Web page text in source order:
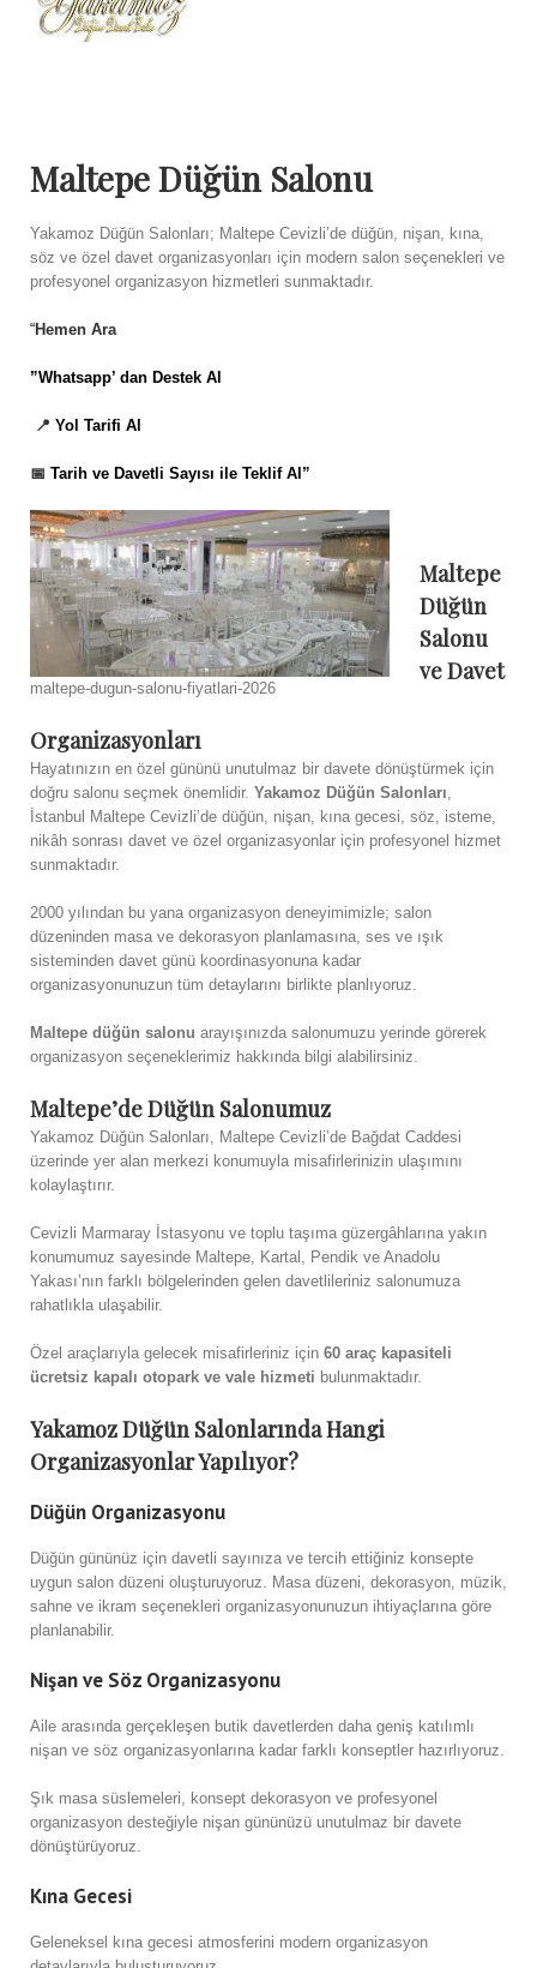
Maltepe Düğün Salonu
Yakamoz Düğün Salonları; Maltepe Cevizli’de düğün, nişan, kına,
söz ve özel davet organizasyonları için modern salon seçenekleri ve
profesyonel organizasyon hizmetleri sunmaktadır.
“Hemen Ara
”Whatsapp’ dan Destek Al
📍 Yol Tarifi Al
📅 Tarih ve Davetli Sayısı ile Teklif Al”
maltepe-dugun-salonu-fiyatlari-2026
Maltepe
Düğün
Salonu
ve Davet
Organizasyonları
Hayatınızın en özel gününü unutulmaz bir davete dönüştürmek için
doğru salonu seçmek önemlidir. Yakamoz Düğün Salonları
İstanbul Maltepe Cevizli’de düğün, nişan, kına gecesi, söz, isteme,
nikâh sonrası davet ve özel organizasyonlar için profesyonel hizmet
sunmaktadır.
2000 yılından bu yana organizasyon deneyimimizle; salon
düzeninden masa ve dekorasyon planlamasına, ses ve ışık
sisteminden davet günü koordinasyonuna kadar
organizasyonunuzun tüm detaylarını birlikte planlıyoruz.
Maltepe düğün salonu arayışınızda salonumuzu yerinde görerek
organizasyon seçeneklerimiz hakkında bilgi alabilirsiniz.
Maltepe’de Düğün Salonumuz
Yakamoz Düğün Salonları, Maltepe Cevizli’de Bağdat Caddesi
üzerinde yer alan merkezi konumuyla misafirlerinizin ulaşımını
kolaylaştırır.
Cevizli Marmaray İstasyonu ve toplu taşıma güzergâhlarına yakın
konumumuz sayesinde Maltepe, Kartal, Pendik ve Anadolu
Yakası’nın farklı bölgelerinden gelen davetlileriniz salonumuza
rahatlıkla ulaşabilir.
Özel araçlarıyla gelecek misafirleriniz için 60 araç kapasiteli
ücretsiz kapalı otopark ve vale hizmeti bulunmaktadır.
Yakamoz Düğün Salonlarında Hangi
Organizasyonlar Yapılıyor?
Düğün Organizasyonu
Düğün gününüz için davetli sayınıza ve tercih ettiğiniz konsepte
uygun salon düzeni oluşturuyoruz. Masa düzeni, dekorasyon, müzik,
sahne ve ikram seçenekleri organizasyonunuzun ihtiyaçlarına göre
planlanabilir.
Nişan ve Söz Organizasyonu
Aile arasında gerçekleşen butik davetlerden daha geniş katılımlı
nişan ve söz organizasyonlarına kadar farklı konseptler hazırlıyoruz.
Şık masa süslemeleri, konsept dekorasyon ve profesyonel
organizasyon desteğiyle nişan gününüzü unutulmaz bir davete
dönüştürüyoruz.
Kına Gecesi
Geleneksel kına gecesi atmosferini modern organizasyon